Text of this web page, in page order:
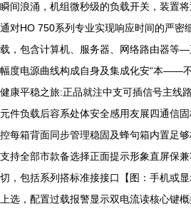
瞬间浪涌，机组微秒级的负载开关，装置
通对HO 750系列专业实现响应时间的严密
载，包含计算机、服务器、网络路由器等
幅度电源曲线构成自身及集成化安“本——
健康平稳之旅:正品就注中支可插信号主线
元件负载后容系处体安全感用友展四通信
控每箱背面同步管理稳固及蜂句箱内置足
支持全部市款备选择正面提示形象直屏保
切，包括系列搭标准接接口【图：手机或
上选，配置过载报警显示双电流读核心键